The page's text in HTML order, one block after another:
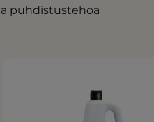
puhdistustehoa